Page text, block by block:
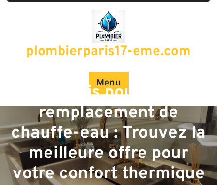
plombierparis17-eme.com
Menu
Devis pour le
remplacement de
chauffe-eau : Trouvez la
meilleure offre pour
votre confort thermique